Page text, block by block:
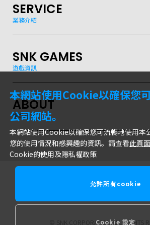
JPN ENG 한글
SERVICE
業務介紹
SNK GAMES
遊戲資訊
ABOUT
網站信息
© SNK CORPORATION ALL RIGHTS
本網站使用Cookie以確保您
公司網站。
本網站使用Cookie以確保您可流暢地使用本
您的使用情況和感興趣的資訊。請查看此頁面
Cookie的使用及隱私權政策
允許所有cookie
Cookie 設定